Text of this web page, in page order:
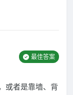
最佳答案
或者是靠墙、背